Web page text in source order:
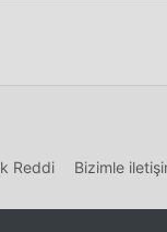
kullanıcıların
bu da oyunun
oyunun
Reddi Bizimle